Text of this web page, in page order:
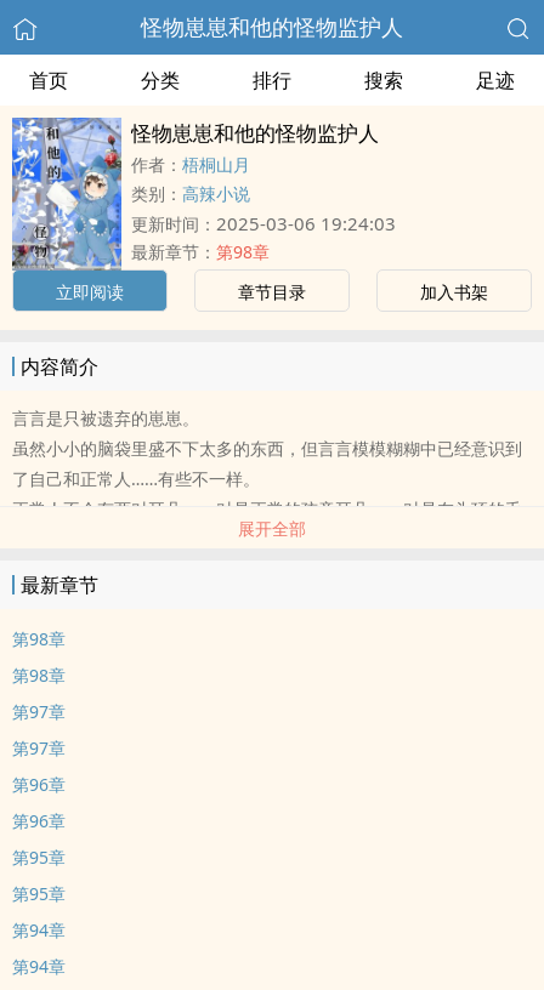
怪物崽崽和他的怪物监护人
首页 分类 排行 搜索 足迹
怪物崽崽和他的怪物监护人
作者： 梧桐山月
类别： 高辣小说
更新时间： 2025-03-06 19:24:03
最新章节： 第98章
立即阅读
章节目录 加入书架
内容简介
言言是只被遗弃的崽崽。
虽然小小的脑袋里盛不下太多的东西，但言言模模糊糊中已经意识到
了自己和正常人……有些不一样。
正常人不会有两对耳朵，一对是正常的孩童耳朵，一对是在头顶的毛
展开全部
最新章节
第98章
第98章
第97章
第97章
第96章
第96章
第95章
第95章
第94章
第94章